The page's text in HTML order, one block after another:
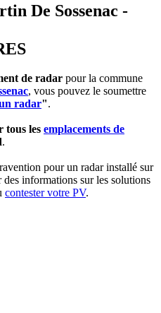
De Sossenac -
de radar pour la commune
, vous pouvez le soumettre
radar".
tous les emplacements de
.
pour un radar installé sur
informations sur les solutions
contester votre PV.